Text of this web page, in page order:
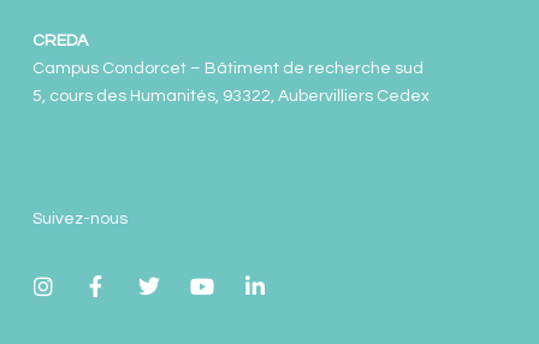
CREDA
Campus Condorcet – Bâtiment de recherche sud
5, cours des Humanités, 93322, Aubervilliers Cedex
Suivez-nous